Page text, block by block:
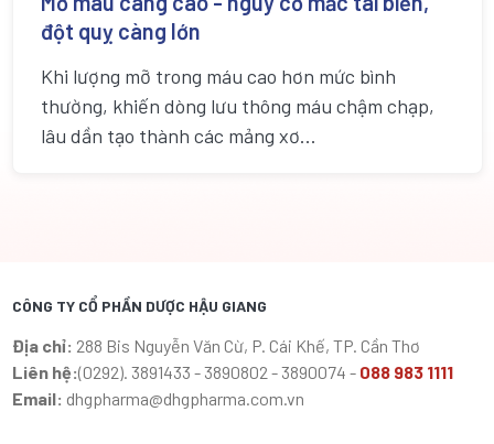
đột quỵ càng lớn
Khi lượng mỡ trong máu cao hơn mức bình
thường, khiến dòng lưu thông máu chậm chạp,
lâu dần tạo thành các mảng xơ...
CÔNG TY CỔ PHẦN DƯỢC HẬU GIANG
Địa chỉ: 288 Bis Nguyễn Văn Cừ, P. Cái Khế, TP. Cần Thơ
Liên hệ:(0292). 3891433 - 3890802 - 3890074 - 088 983 1111
Email: dhgpharma@dhgpharma.com.vn